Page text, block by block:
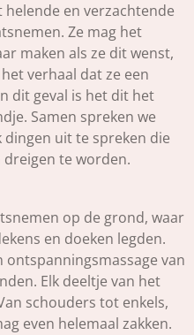
en verzachtende
Ze mag het
maken als ze dit wenst,
verhaal dat ze een
dit geval is het dit het
Samen spreken we
uit te spreken die
te worden.
op de grond, waar
en doeken legden.
ontspanningsmassage van
Elk deeltje van het
schouders tot enkels,
even helemaal zakken.